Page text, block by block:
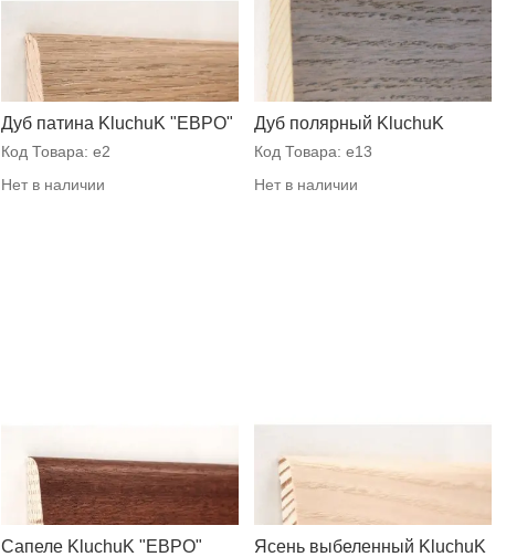
Дуб патина KluchuK "ЕВРО"
Код Товара: e2
Нет в наличии
Дуб полярный KluchuK
"ЕВРО"
Код Товара: e13
Нет в наличии
Сапеле KluchuK "ЕВРО"
Ясень выбеленный KluchuK